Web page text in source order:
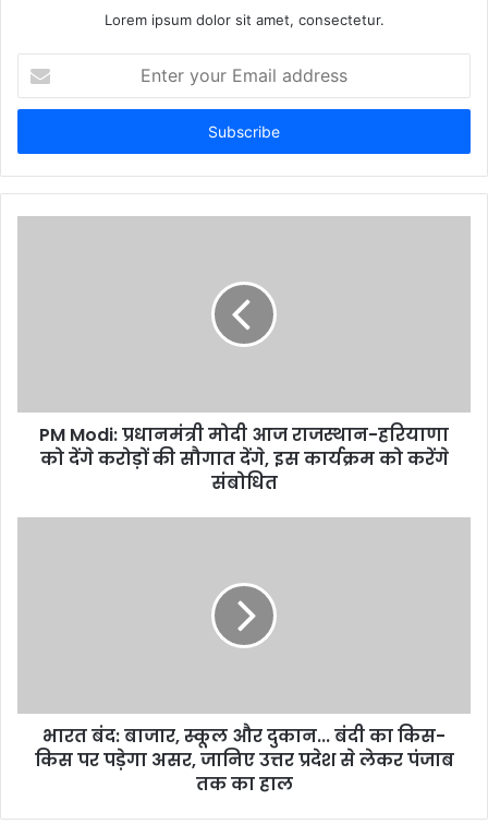
Lorem ipsum dolor sit amet, consectetur.
t
r
y
s
PM Modi: प्रधानमंत्री मोदी आज राजस्थान-हरियाणा
को देंगे करोड़ों की सौगात देंगे, इस कार्यक्रम को करेंगे
संबोधित
भारत बंद: बाजार, स्कूल और दुकान... बंदी का किस-
किस पर पड़ेगा असर, जानिए उत्तर प्रदेश से लेकर पंजाब
तक का हाल